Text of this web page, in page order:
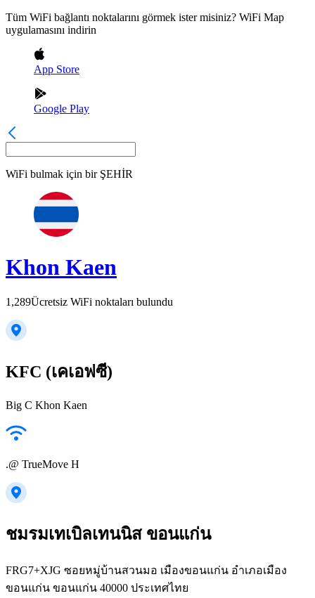
Tüm WiFi bağlantı noktalarını görmek ister misiniz? WiFi Map
uygulamasını indirin
App Store
Google Play
WiFi bulmak için bir ŞEHİR
Khon Kaen
1,289Ücretsiz WiFi noktaları bulundu
KFC (เคเอฟซี)
Big C Khon Kaen
.@ TrueMove H
ชมรมเทเบิลเทนนิส ขอนแก่น
FRG7+XJG ซอยหมู่บ้านสวนมอ เมืองขอนแก่น อำเภอเมือง
ขอนแก่น ขอนแก่น 40000 ประเทศไทย